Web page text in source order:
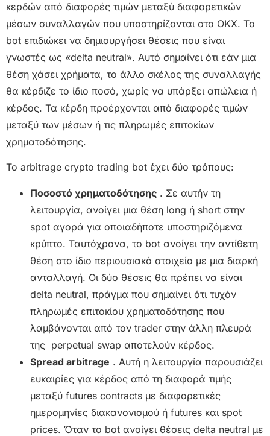
κερδών από διαφορές τιμών μεταξύ διαφορετικών
μέσων συναλλαγών που υποστηρίζονται στο OKX. Το
bot επιδιώκει να δημιουργήσει θέσεις που είναι
γνωστές ως «delta neutral». Αυτό σημαίνει ότι εάν μια
θέση χάσει χρήματα, το άλλο σκέλος της συναλλαγής
θα κέρδιζε το ίδιο ποσό, χωρίς να υπάρξει απώλεια ή
κέρδος. Τα κέρδη προέρχονται από διαφορές τιμών
μεταξύ των μέσων ή τις πληρωμές επιτοκίων
χρηματοδότησης.
Το arbitrage crypto trading bot έχει δύο τρόπους:
Ποσοστό χρηματοδότησης . Σε αυτήν τη
λειτουργία, ανοίγει μια θέση long ή short στην
spot αγορά για οποιαδήποτε υποστηριζόμενα
κρύπτο. Ταυτόχρονα, το bot ανοίγει την αντίθετη
θέση στο ίδιο περιουσιακό στοιχείο με μια διαρκή
ανταλλαγή. Οι δύο θέσεις θα πρέπει να είναι
delta neutral, πράγμα που σημαίνει ότι τυχόν
πληρωμές επιτοκίου χρηματοδότησης που
λαμβάνονται από τον trader στην άλλη πλευρά
της perpetual swap αποτελούν κέρδος.
Spread arbitrage . Αυτή η λειτουργία παρουσιάζει
ευκαιρίες για κέρδος από τη διαφορά τιμής
μεταξύ futures contracts με διαφορετικές
ημερομηνίες διακανονισμού ή futures και spot
prices. Όταν το bot ανοίγει θέσεις delta neutral με